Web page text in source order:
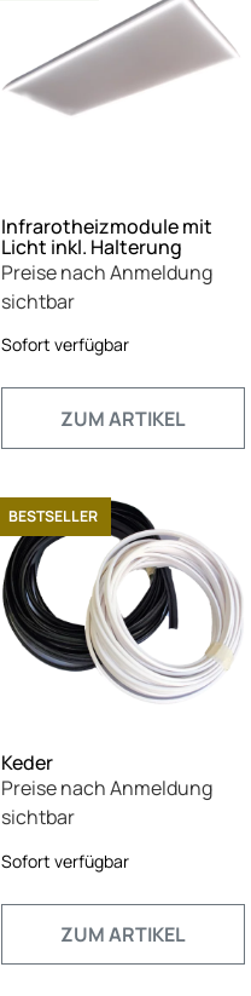
Infrarotheizmodule mit
Licht inkl. Halterung
Preise nach Anmeldung
sichtbar
Sofort verfügbar
ZUM ARTIKEL
BESTSELLER
Keder
Preise nach Anmeldung
sichtbar
Sofort verfügbar
ZUM ARTIKEL